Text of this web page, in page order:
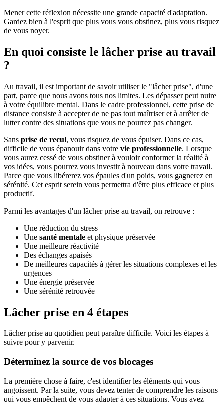
Mener cette réflexion nécessite une grande capacité d'adaptation.
Gardez bien à l'esprit que plus vous vous obstinez, plus vous risquez
de vous noyer.
En quoi consiste le lâcher prise au travail
?
Au travail, il est important de savoir utiliser le "lâcher prise", d'une
part, parce que nous avons tous nos limites. Les dépasser peut nuire
à votre équilibre mental. Dans le cadre professionnel, cette prise de
distance consiste à accepter de ne pas tout maîtriser et à arrêter de
lutter contre des situations que vous ne pourrez pas changer.
Sans prise de recul, vous risquez de vous épuiser. Dans ce cas,
difficile de vous épanouir dans votre vie professionnelle. Lorsque
vous aurez cessé de vous obstiner à vouloir conformer la réalité à
vos idées, vous pourrez vous investir à nouveau dans votre travail.
Parce que vous libérerez vos épaules d'un poids, vous gagnerez en
sérénité. Cet esprit serein vous permettra d'être plus efficace et plus
productif.
Parmi les avantages d'un lâcher prise au travail, on retrouve :
Une réduction du stress
Une santé mentale et physique préservée
Une meilleure réactivité
Des échanges apaisés
De meilleures capacités à gérer les situations complexes et les
urgences
Une énergie préservée
Une sérénité retrouvée
Lâcher prise en 4 étapes
Lâcher prise au quotidien peut paraître difficile. Voici les étapes à
suivre pour y parvenir.
Déterminez la source de vos blocages
La première chose à faire, c'est identifier les éléments qui vous
angoissent. Par la suite, vous devez tenter de comprendre les raisons
qui vous empêchent de vous adapter à ces situations. Vous avez